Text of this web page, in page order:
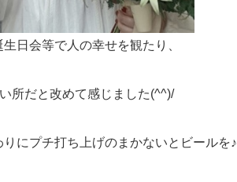
日会等で人の幸せを観たり、
所だと改めて感じました(^^)/
にプチ打ち上げのまかないとビールを♪